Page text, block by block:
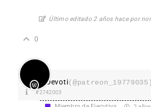
Último editado 2 años hace por
0
Devoti(@patreon_19779035)
#2742003